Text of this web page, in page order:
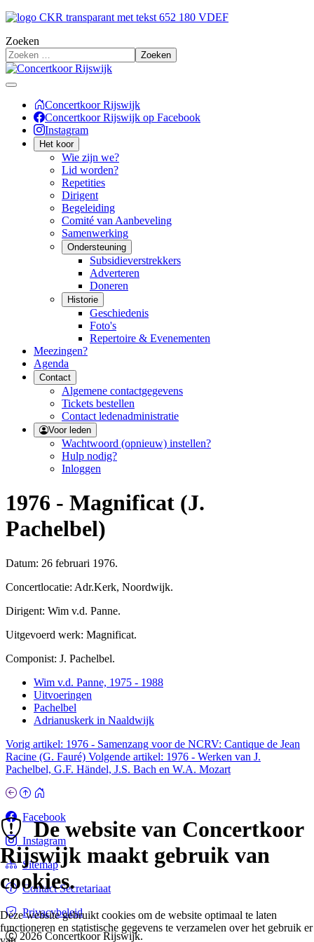
Zoeken
Zoeken
Concertkoor Rijswijk
Concertkoor Rijswijk op Facebook
Instagram
Het koor
Wie zijn we?
Lid worden?
Repetities
Dirigent
Begeleiding
Comité van Aanbeveling
Samenwerking
Ondersteuning
Subsidieverstrekkers
Adverteren
Doneren
Historie
Geschiedenis
Foto's
Repertoire & Evenementen
Meezingen?
Agenda
Contact
Algemene contactgegevens
Tickets bestellen
Contact ledenadministratie
Voor leden
Wachtwoord (opnieuw) instellen?
Hulp nodig?
Inloggen
1976 - Magnificat (J.
Pachelbel)
Datum: 26 februari 1976.
Concertlocatie: Adr.Kerk, Noordwijk.
Dirigent: Wim v.d. Panne.
Uitgevoerd werk: Magnificat.
Componist: J. Pachelbel.
Wim v.d. Panne, 1975 - 1988
Uitvoeringen
Pachelbel
Adrianuskerk in Naaldwijk
Vorig artikel: 1976 - Samenzang voor de NCRV: Cantique de Jean
Racine (G. Fauré) Volgende artikel: 1976 - Werken van J.
Pachelbel, G.F. Händel, J.S. Bach en W.A. Mozart
Facebook
Instagram
Sitemap
Contact Secretariaat
Privacybeleid
2026 Concertkoor Rijswijk.
De website van Concertkoor
Rijswijk maakt gebruik van
cookies.
Deze website gebruikt cookies om de website optimaal te laten
functioneren en statistische gegevens te verzamelen over het gebruik er